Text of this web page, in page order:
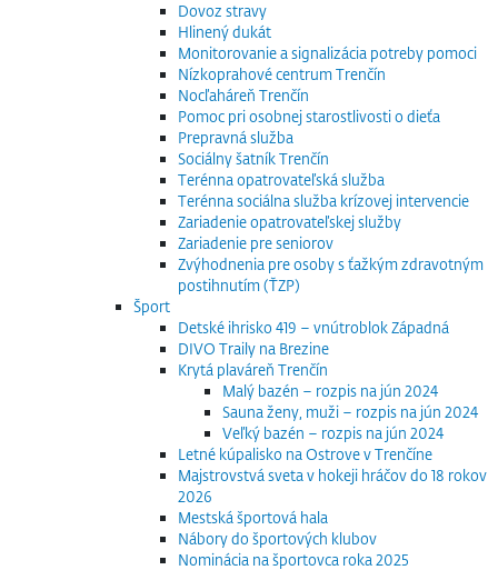
Dovoz stravy
Hlinený dukát
Monitorovanie a signalizácia potreby pomoci
Nízkoprahové centrum Trenčín
Nocľaháreň Trenčín
Pomoc pri osobnej starostlivosti o dieťa
Prepravná služba
Sociálny šatník Trenčín
Terénna opatrovateľská služba
Terénna sociálna služba krízovej intervencie
Zariadenie opatrovateľskej služby
Zariadenie pre seniorov
Zvýhodnenia pre osoby s ťažkým zdravotným
postihnutím (ŤZP)
Šport
Detské ihrisko 419 – vnútroblok Západná
DIVO Traily na Brezine
Krytá plaváreň Trenčín
Malý bazén – rozpis na jún 2024
Sauna ženy, muži – rozpis na jún 2024
Veľký bazén – rozpis na jún 2024
Letné kúpalisko na Ostrove v Trenčíne
Majstrovstvá sveta v hokeji hráčov do 18 rokov
2026
Mestská športová hala
Nábory do športových klubov
Nominácia na športovca roka 2025